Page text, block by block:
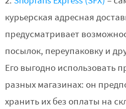
курьерская адресная
предусматривает
посылок, переупаковку и
Его выгодно использовать
разных магазинах: он
хранить их без оплаты на